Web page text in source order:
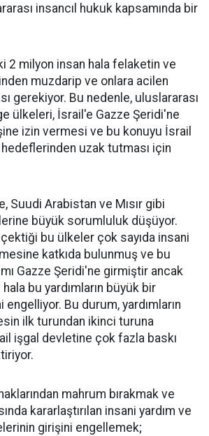
insancıl hukuk kapsamında bir
2 milyon insan hala felaketin ve
muzdarip ve onlara acilen
gerekiyor. Bu nedenle, uluslararası
ülkeleri, İsrail'e Gazze Şeridi'ne
izin vermesi ve bu konuyu İsrail
hedeflerinden uzak tutması için
Suudi Arabistan ve Mısır gibi
büyük sorumluluk düşüyor.
çektiği bu ülkeler çok sayıda insani
katkıda bulunmuş ve bu
Gazze Şeridi'ne girmiştir ancak
bu yardımların büyük bir
engelliyor. Bu durum, yardımların
ilk turundan ikinci turuna
işgal devletine çok fazla baskı
mahrum bırakmak ve
kararlaştırılan insani yardım ve
girişini engellemek;